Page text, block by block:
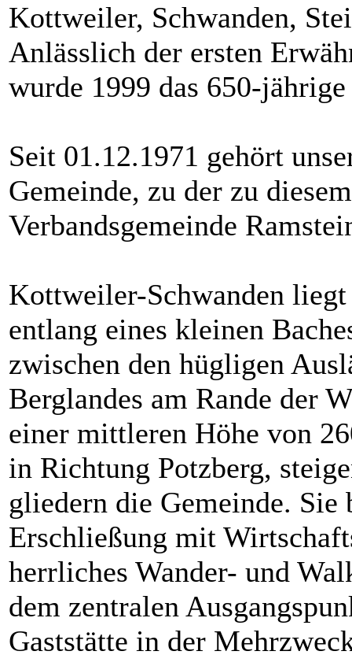
Kottweiler, Schwanden,
Anlässlich der ersten
wurde 1999 das 650-
Seit 01.12.1971 gehört
Gemeinde, zu der zu
Verbandsgemeinde
Kottweiler-Schwanden
entlang eines kleinen
zwischen den hügligen
Berglandes am Rande der
einer mittleren Höhe von
in Richtung Potzberg,
gliedern die Gemeinde. Sie
Erschließung mit
herrliches Wander- und
dem zentralen
Gaststätte in der